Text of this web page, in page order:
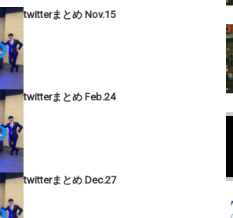
twitterまとめ Nov.15
twitterまとめ Feb.24
twitterまとめ Dec.27